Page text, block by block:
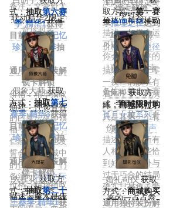
深渊珍宝限定奇
珍时装
备注：文豪野犬
联动精华2限定
奇珍时装
锁卡解锁
价格：精华抽取
描述：如果命运
可以任意书写，
你会写下不幸的
“喜剧”还是“幸
福”的悲剧?
备注：第十六赛
季·精华3
孤月女校系列奇
珍时装
式：抽取第六赛
季·精华1获得
目前可通过记忆
珍宝·旧赛季抽
取获得
通用奇珍时装解
锁卡解锁
价格：精华抽取
描述：神秘睿智
的白魔法巫师领
袖，能力强大，
仁慈温和。他发
誓会保护好城中
的住民和孩子们
备注：异战之际
主题时装
第六赛季·精华1
取方式：第一赛
季推理之径达到
1500步获得
价格：推理之径
获取
描述：《一千零
一夜》的故事有
着一千零一种演
绎，白金阿拉丁
只是其中一个有
趣的衍生。
假象大师获取
方式：抽取第七
赛季·精华3获得
目前可通过记忆
珍宝·旧赛季抽
取获得
通用独特时装解
锁卡解锁
价格：精华抽取
描述：魔术是伟
兔脚获取方
式：商城限时购
买
价格：60 回声
描述：他让所有
人相信，那些恰
到好处的意外与
过于巧合的结局
确实只是兔子带
来的一点点幸
大理花获取方
式：抽取第二十
三赛季·精华1获
婚礼司仪获取
方式：商城购买
通用独特装扮解